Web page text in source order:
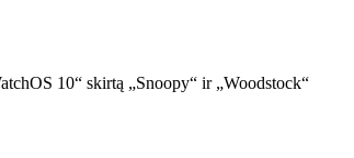
10“ skirtą „Snoopy“ ir „Woodstock“